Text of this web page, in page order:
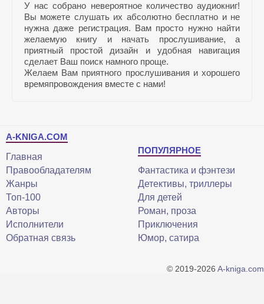
У нас собрано невероятное количество аудиокниг!
Вы можете слушать их абсолютно бесплатно и не
нужна даже регистрация. Вам просто нужно найти
желаемую книгу и начать прослушивание, а
приятный простой дизайн и удобная навигация
сделает Ваш поиск намного проще.
Желаем Вам приятного прослушивания и хорошего
времяпровождения вместе с нами!
A-KNIGA.COM
Главная
Правообладателям
Жанры
Топ-100
Авторы
Исполнители
Обратная связь
ПОПУЛЯРНОЕ
Фантастика и фэнтези
Детективы, триллеры
Для детей
Роман, проза
Приключения
Юмор, сатира
© 2019-2026 A-kniga.com